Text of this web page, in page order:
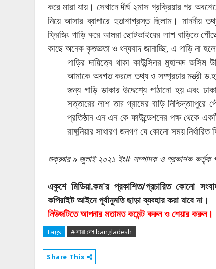
করে মারা যায়। সেখানে দীর্ঘ ২মাস প্রক্রিয়ার পর
নিয়ে আসার ব্যাপারে হতাশাগ্রস্ত ছিলাম । মাননীয়
ফ্রিজিং গাড়ি করে আমরা ছোটভাইয়ের লাশ বাড়িতে
কাছে অনেক কৃতজ্ঞতা ও ধন্যবাদ জানাচ্ছি, এ গাড়ি না হলে
গাড়ির দায়িত্বে থাকা কাউন্সিলর মুহাম্মদ জসিম
আমাকে অবগত করলে তথ্য ও সম্প্রচার মন্ত্রী ড.
জন্য গাড়ি ডাকার উদ্দেশ্যে পাঠানো হয় এবং
সত্তারের লাশ তার গ্রামের বাড়ি নিশ্চিন্তাাপুরে
প্রতিষ্ঠান এন এন কে ফাউন্ডেশনের পক্ষ থেকে
রাঙ্গুনিয়ার সাধারণ জনগণ যে কোনো সময় নির্ধারিত
শুক্রবার ৯ জুলাই ২০২১ ইং# সম্পাদক ও প্রকাশক কর্তৃক
একুশে মিডিয়া.কম'র প্রকাশিত/প্রচারিত কোনো
কপিরাইট আইনে পূর্বানুমতি ছাড়া ব্যবহার করা যাবে না।
নিউজটিতে আপনার মতামত কমেন্ট করুন ও শেয়ার করুন।
Tags # সারা দেশ bangladesh
Share This